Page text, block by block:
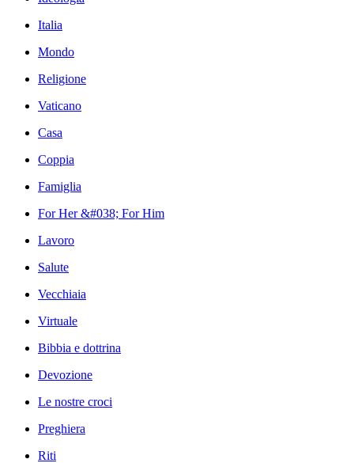
Italia
Mondo
Religione
Vaticano
Casa
Coppia
Famiglia
For Her &#038; For Him
Lavoro
Salute
Vecchiaia
Virtuale
Bibbia e dottrina
Devozione
Le nostre croci
Preghiera
Riti